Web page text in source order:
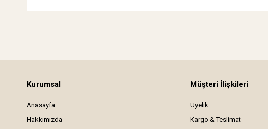
Kurumsal
Anasayfa
Hakkımızda
Müşteri İlişkileri
Üyelik
Kargo & Teslimat